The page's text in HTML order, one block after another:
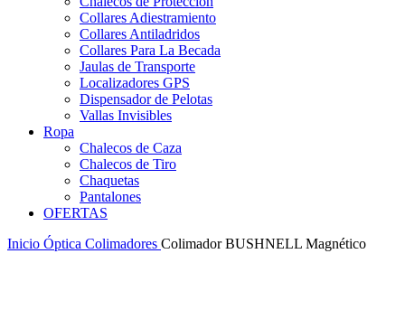
Collares Adiestramiento
Collares Antiladridos
Collares Para La Becada
Jaulas de Transporte
Localizadores GPS
Dispensador de Pelotas
Vallas Invisibles
Ropa
Chalecos de Caza
Chalecos de Tiro
Chaquetas
Pantalones
OFERTAS
Inicio Óptica Colimadores Colimador BUSHNELL Magnético